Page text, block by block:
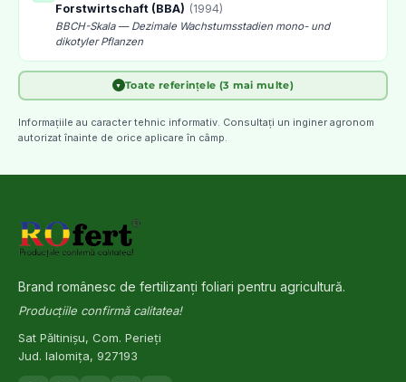
Forstwirtschaft (BBA) (1994)
BBCH-Skala — Dezimale Wachstumsstadien mono- und
dikotyler Pflanzen
Weber, E. & Bleiholder, H. (1990)
Pflanzen
[5]
development stages
Stadii de vegetație și ferestre de tratament la principalele culturi
▼ Toate referințele (3 mai multe)
Informațiile au caracter tehnic informativ. Consultați un inginer agronom
autorizat înainte de orice aplicare în câmp.
Brand românesc de fertilizanți foliari pentru agricultură.
Producțiile confirmă calitatea!
Sat Păltinișu, Com. Perieți
Jud. Ialomița, 927193